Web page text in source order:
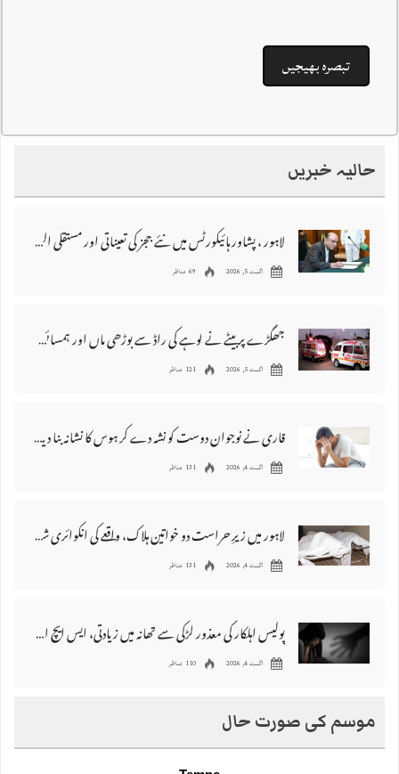
حالیہ خبریں
لاہور ، پشاور ہائیکورٹس میں نئے ججز کی تعیناتی اور مستقلی التواء کا شکار
اگست 5, 2026 69 مناظر
جھگڑے پر بیٹے نے لوہے کی راڈ سے بوڑھی ماں اور ہمسائی کو قتل کردیا
اگست 5, 2026 121 مناظر
قاری نے نوجوان دوست کو نشہ دے کر ہوس کا نشانہ بنا دیا، مقدمہ درج
اگست 4, 2026 131 مناظر
لاہور میں زیرِ حراست دو خواتین ہلاک، واقعے کی انکوائری شروع کر دی گئی
اگست 4, 2026 131 مناظر
پولیس اہلکار کی معذور لڑکی سے تھانہ میں‌ زیادتی، ایس ایچ او سمیت تمام عملہ معطل
اگست 4, 2026 110 مناظر
موسم کی صورت حال